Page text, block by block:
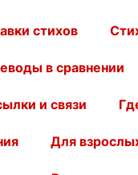
стихов
в сравнении
и связи
Для